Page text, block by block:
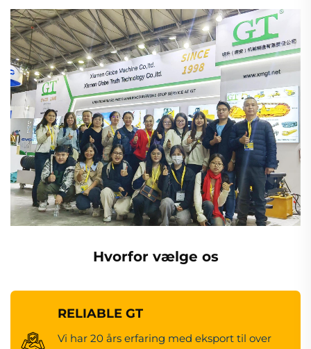
Hvorfor vælge os
RELIABLE GT
Vi har 20 års erfaring med eksport til over